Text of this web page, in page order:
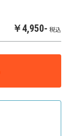
￥4,950- 税込